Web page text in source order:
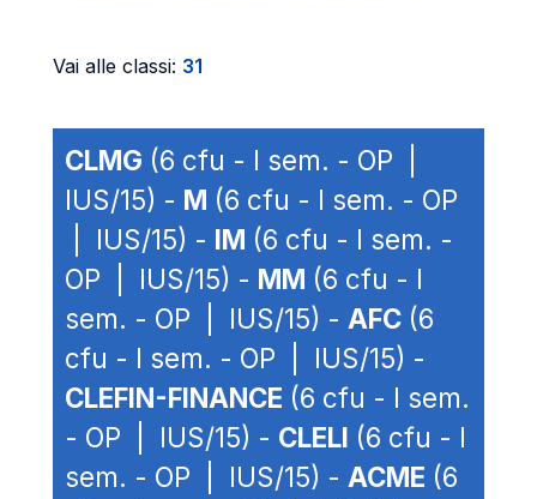
Vai alle classi: 31
CLMG (6 cfu - I sem. - OP |
IUS/15) - M (6 cfu - I sem. - OP
| IUS/15) - IM (6 cfu - I sem. -
OP | IUS/15) - MM (6 cfu - I
sem. - OP | IUS/15) - AFC (6
cfu - I sem. - OP | IUS/15) -
CLEFIN-FINANCE (6 cfu - I sem.
- OP | IUS/15) - CLELI (6 cfu - I
sem. - OP | IUS/15) - ACME (6